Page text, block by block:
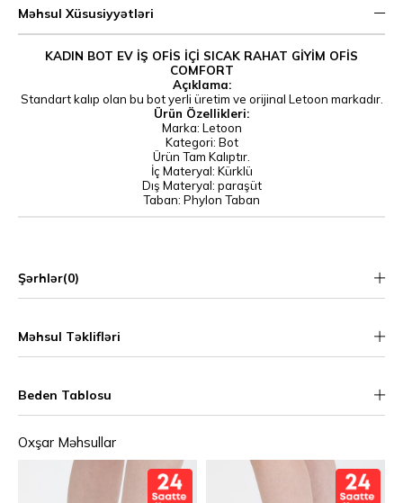
Məhsul Xüsusiyyətləri
KADIN BOT EV İŞ OFİS İÇİ SICAK RAHAT GİYİM OFİS
COMFORT
Açıklama:
Standart kalıp olan bu bot yerli üretim ve orijinal Letoon markadır.
Ürün Özellikleri:
Marka: Letoon
Kategori: Bot
Ürün Tam Kalıptır.
İç Materyal: Kürklü
Dış Materyal: paraşüt
Taban: Phylon Taban
Şərhlər(0)
Məhsul Təklifləri
Beden Tablosu
Oxşar Məhsullar